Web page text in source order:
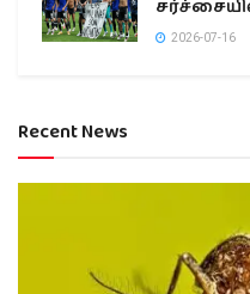
2026-07-16
Recent News